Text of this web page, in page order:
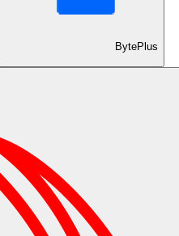
BytePlus